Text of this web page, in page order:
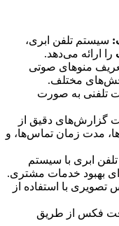
: سیستم تلفن ابری،
را ارائه می‌دهد.
منوهای صوتی
مختلف.
تلفنی به صورت
گزارش‌های دقیق از
مدت زمان تماس‌ها، و
ابری با سیستم
تصویری با استفاده از
فکس از طریق